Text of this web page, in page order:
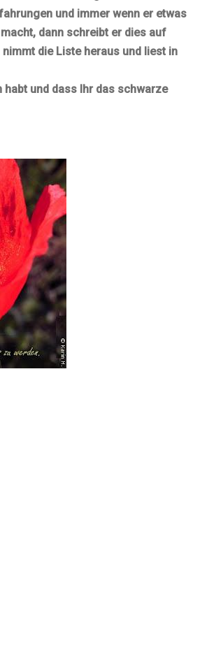
und immer wenn er etwas
dann schreibt er dies auf
die Liste heraus und liest in
habt und dass Ihr das schwarze